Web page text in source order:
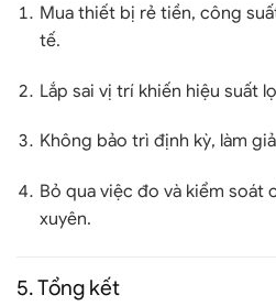
Mua thiết bị rẻ tiền, công
tế.
Lắp sai vị trí khiến hiệu suất
Không bảo trì định kỳ, làm
Bỏ qua việc đo và kiểm
xuyên.
5. Tổng kết